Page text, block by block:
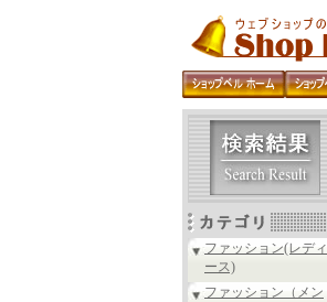
ファッション(レディ
ース)
ファッション（メン